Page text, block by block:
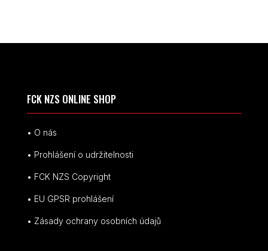
FCK NZS ONLINE SHOP
• O nás
• Prohlášení o udržitelnosti
• FCK NZS Copyright
• EU GPSR prohlášení
• Zásady ochrany osobních údajů